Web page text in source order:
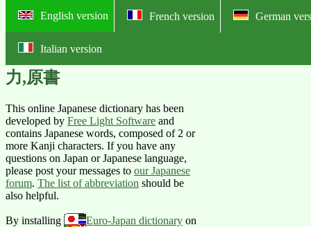
English version French version German
Italian version
Online English-Japanese pictorial
力,原書
This online Japanese dictionary has been
developed by Free Light Software and
contains Japanese words, composed of 2 or
more Kanji characters. If you have any
questions on Japan or Japanese language,
please post your messages to our Japanese
forum. The list of abbreviation should be
also helpful.
By installing Euro-Japan dictionary on